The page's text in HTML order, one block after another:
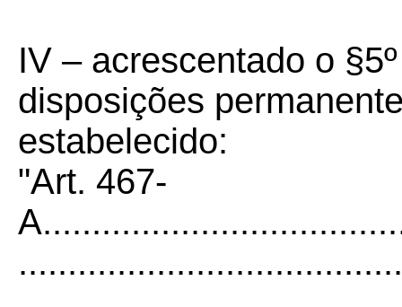
IV – acrescentado o
disposições
estabelecido:
"Art. 467-